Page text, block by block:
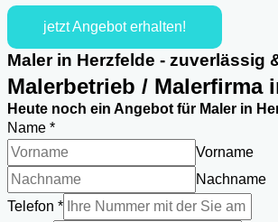
jetzt Angebot erhalten!
Maler in Herzfelde - zuverlässig
Malerbetrieb / Malerfirma
Heute noch ein Angebot für Maler in
Name *
Vorname
Nachname
Telefon *